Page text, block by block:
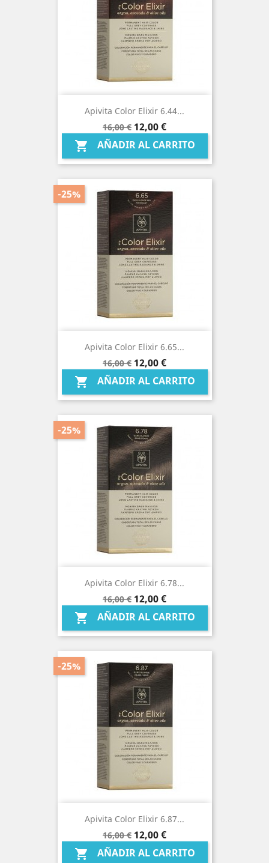
Apivita Color Elixir 6.44...
Precio
base
16,00 € Precio
12,00 €
 AÑADIR AL CARRITO
Apivita Color Elixir 6.65...
Precio
base
16,00 €
-25%
Precio
12,00 €
 AÑADIR AL CARRITO
Apivita Color Elixir 6.78...
Precio
base
16,00 €
-25%
Precio
12,00 €
 AÑADIR AL CARRITO
Apivita Color Elixir 6.87...
Precio
base
16,00 €
-25%
Precio
12,00 €
 AÑADIR AL CARRITO